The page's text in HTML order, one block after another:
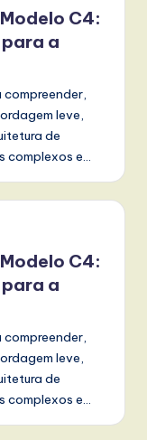
C4:
a
leve,
de
e…
C4:
a
leve,
de
complexos e…